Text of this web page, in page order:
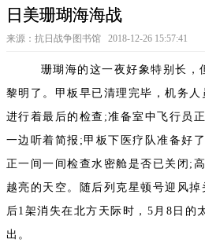
日美珊瑚海海战
来源：抗日战争图书馆 2018-12-26 15:57:41
珊瑚海的这一夜好象特别长，但
黎明了。甲板早已清理完毕，机务
进行着最后的检查;准备室中飞行员
一边听着简报;甲板下医疗队准备好
正一间一间检查水密舱是否已关闭;
越亮的天空。随后列克星顿号迎风
后1架消失在北方天际时，5月8日的
出。